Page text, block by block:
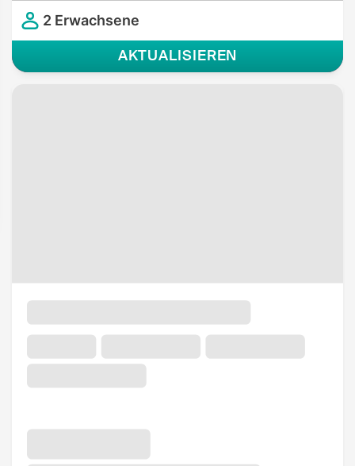
2 Erwachsene
AKTUALISIEREN